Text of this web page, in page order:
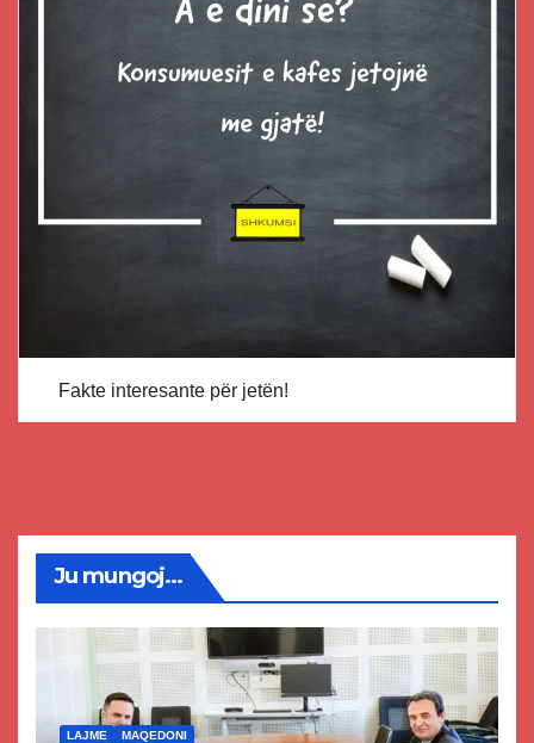
Fakte interesante për jetën!
Ju mungoj...
LAJME MAQEDONI